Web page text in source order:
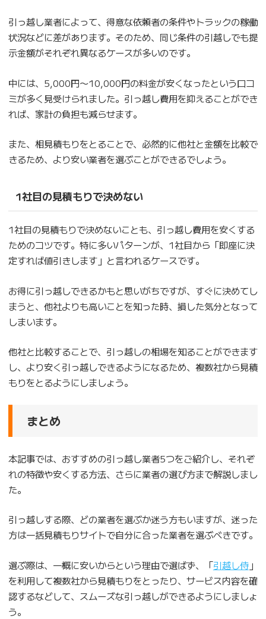
引っ越し業者によって、得意な依頼者の条件やトラックの稼働
状況などに差があります。そのため、同じ条件の引越しでも提
示金額がそれぞれ異なるケースが多いのです。
中には、5,000円〜10,000円の料金が安くなったという口コ
ミが多く見受けられました。引っ越し費用を抑えることができ
れば、家計の負担も減らせます。
また、相見積もりをとることで、必然的に他社と金額を比較で
きるため、より安い業者を選ぶことができるでしょう。
1社目の見積もりで決めない
1社目の見積もりで決めないことも、引っ越し費用を安くする
ためのコツです。特に多いパターンが、1社目から「即座に決
定すれば値引きします」と言われるケースです。
お得に引っ越しできるかもと思いがちですが、すぐに決めてし
まうと、他社よりも高いことを知った時、損した気分となって
しまいます。
他社と比較することで、引っ越しの相場を知ることができます
し、より安く引っ越しできるようになるため、複数社から見積
もりをとるようにしましょう。
まとめ
本記事では、おすすめの引っ越し業者5つをご紹介し、それぞ
れの特徴や安くする方法、さらに業者の選び方まで解説しまし
た。
引っ越しする際、どの業者を選ぶか迷う方もいますが、迷った
方は一括見積もりサイトで自分に合った業者を選ぶべきです。
選ぶ際は、一概に安いからという理由で選ばず、「引越し侍」
を利用して複数社から見積もりをとったり、サービス内容を確
認するなどして、スムーズな引っ越しができるようにしましょ
う。